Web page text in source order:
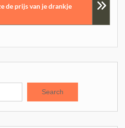
de prijs van je drankje
Search